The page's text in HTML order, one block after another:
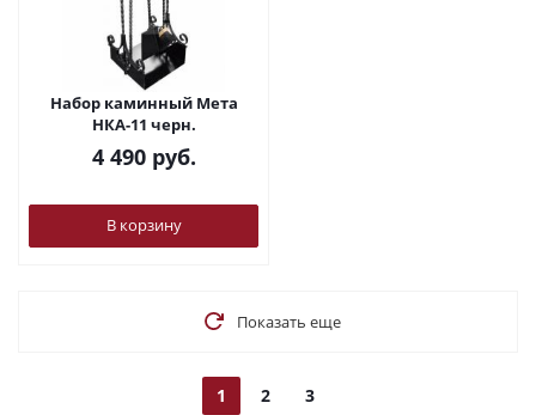
Набор каминный Мета
НКА-11 черн.
4 490руб.
В корзину
Показать еще
1 2 3